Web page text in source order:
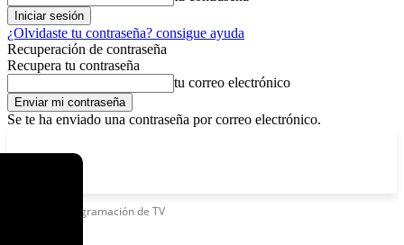
¿Olvidaste tu contraseña? consigue ayuda
Recuperación de contraseña
Recupera tu contraseña
tu correo electrónico
Se te ha enviado una contraseña por correo electrónico.
Programación de TV